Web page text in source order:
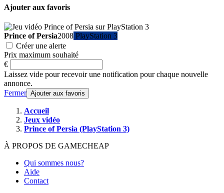
Ajouter aux favoris
Prince of Persia2008 PlayStation 3
Créer une alerte
Prix maximum souhaité
€
Laissez vide pour recevoir une notification pour chaque nouvelle
annonce.
Fermer Ajouter aux favoris
Accueil
Jeux vidéo
Prince of Persia (PlayStation 3)
À PROPOS DE GAMECHEAP
Qui sommes nous?
Aide
Contact